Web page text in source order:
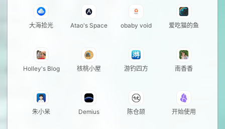
大海拾光 Atao's Space obaby void 爱吃猫的鱼
Holley's Blog 核桃小屋 游钓四方 南香香
朱小呆 Demius 陈仓颉 开始使用